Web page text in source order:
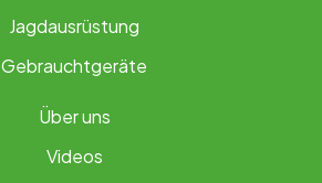
Jagdausrüstung
Gebrauchtgeräte
Über uns
Videos